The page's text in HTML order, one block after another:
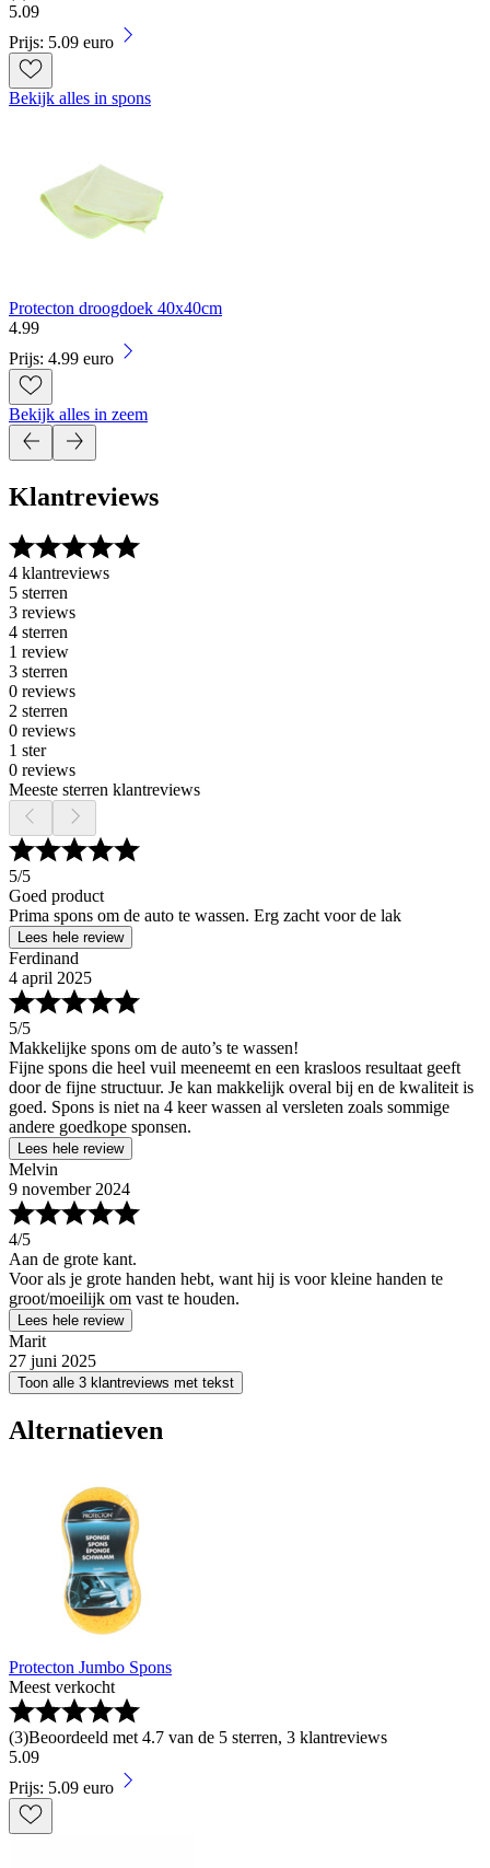
5.09
Prijs: 5.09 euro
Bekijk alles in spons
Protecton droogdoek 40x40cm
4.99
Prijs: 4.99 euro
Bekijk alles in zeem
Klantreviews
4 klantreviews
5 sterren
3 reviews
4 sterren
1 review
3 sterren
0 reviews
2 sterren
0 reviews
1 ster
0 reviews
Meeste sterren klantreviews
5/5
Goed product
Prima spons om de auto te wassen. Erg zacht voor de lak
Lees hele review
Ferdinand
4 april 2025
5/5
Makkelijke spons om de auto’s te wassen!
Fijne spons die heel vuil meeneemt en een krasloos resultaat geeft
door de fijne structuur. Je kan makkelijk overal bij en de kwaliteit is
goed. Spons is niet na 4 keer wassen al versleten zoals sommige
andere goedkope sponsen.
Lees hele review
Melvin
9 november 2024
4/5
Aan de grote kant.
Voor als je grote handen hebt, want hij is voor kleine handen te
groot/moeilijk om vast te houden.
Lees hele review
Marit
27 juni 2025
Toon alle 3 klantreviews met tekst
Alternatieven
Protecton Jumbo Spons
Meest verkocht
(3)Beoordeeld met 4.7 van de 5 sterren, 3 klantreviews
5.09
Prijs: 5.09 euro